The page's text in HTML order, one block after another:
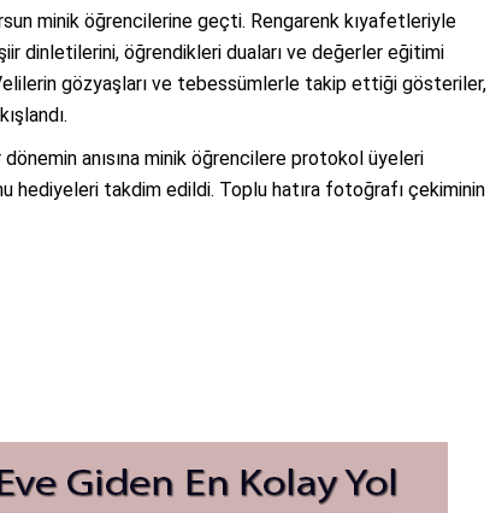
minik öğrencilerine geçti. Rengarenk kıyafetleriyle
dinletilerini, öğrendikleri duaları ve değerler eğitimi
gözyaşları ve tebessümlerle takip ettiği gösteriler,
anısına minik öğrencilere protokol üyeleri
hediyeleri takdim edildi. Toplu hatıra fotoğrafı çekiminin